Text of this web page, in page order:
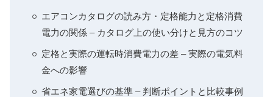
エアコンカタログの読み方・定格能力と定格消費
電力の関係 – カタログ上の使い分けと見方のコツ
定格と実際の運転時消費電力の差 – 実際の電気料
金への影響
省エネ家電選びの基準 – 判断ポイントと比較事例